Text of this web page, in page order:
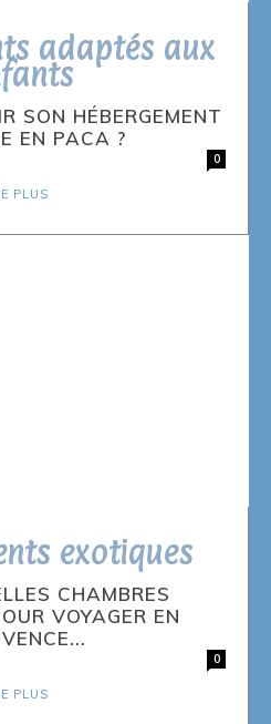
adaptés aux
SON HÉBERGEMENT
EN PACA ?
0
PLUS
exotiques
CHAMBRES
VOYAGER EN
0
PLUS